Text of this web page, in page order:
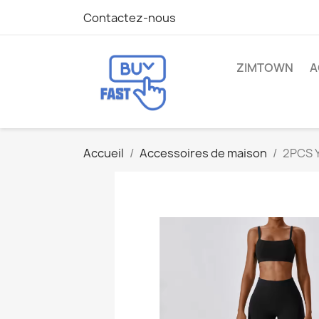
Contactez-nous
ZIMTOWN
Accueil Accessoires de maison 2PCS